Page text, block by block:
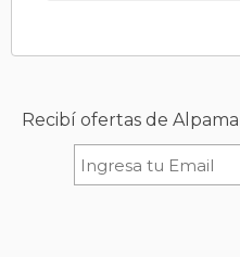
Recibí ofertas de